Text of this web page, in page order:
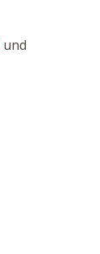
und